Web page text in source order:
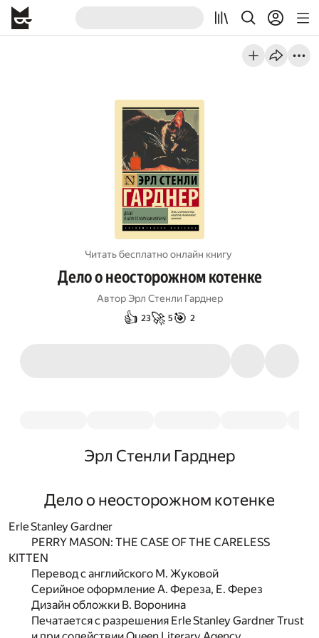
Читать бесплатно онлайн книгу
Дело о неосторожном котенке
Автор Эрл Стенли Гарднер
👍 23🚀 5 🎯 2
Эрл Стенли Гарднер
Дело о неосторожном котенке
Erle Stanley Gardner
PERRY MASON: THE CASE OF THE CARELESS
KITTEN
Перевод с английского М. Жуковой
Серийное оформление А. Фереза, Е. Ферез
Дизайн обложки В. Воронина
Печатается с разрешения Erle Stanley Gardner Trust